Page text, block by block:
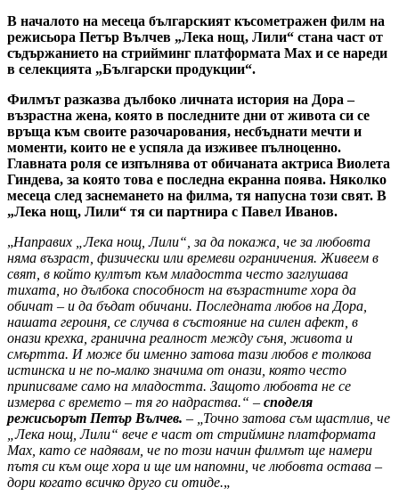
В началото на месеца българският късометражен филм на
режисьора Петър Вълчев „Лека нощ, Лили“ стана част от
съдържанието на стрийминг платформата Max и се нареди
в селекцията „Български продукции“.
Филмът разказва дълбоко личната история на Дора –
възрастна жена, която в последните дни от живота си се
връща към своите разочарования, несбъднати мечти и
моменти, които не е успяла да изживее пълноценно.
Главната роля се изпълнява от обичаната актриса Виолета
Гиндева, за която това е последна екранна поява. Няколко
месеца след заснемането на филма, тя напусна този свят. В
„Лека нощ, Лили“ тя си партнира с Павел Иванов.
„Направих „Лека нощ, Лили“, за да покажа, че за любовта
няма възраст, физически или времеви ограничения. Живеем в
свят, в който култът към младостта често заглушава
тихата, но дълбока способност на възрастните хора да
обичат – и да бъдат обичани. Последната любов на Дора,
нашата героиня, се случва в състояние на силен афект, в
онази крехка, гранична реалност между съня, живота и
смъртта. И може би именно затова тази любов е толкова
истинска и не по-малко значима от онази, която често
приписваме само на младостта. Защото любовта не се
измерва с времето – тя го надраства.“ – споделя
режисьорът Петър Вълчев. – „ Точно затова съм щастлив, че
„Лека нощ, Лили“ вече е част от стрийминг платформата
Max, като се надявам, че по този начин филмът ще намери
пътя си към още хора и ще им напомни, че любовта остава –
дори когато всичко друго си отиде.„